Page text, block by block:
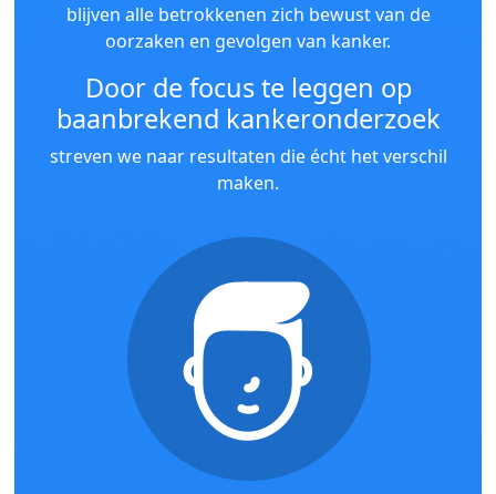
blijven alle betrokkenen zich bewust van de
oorzaken en gevolgen van kanker.
Door de focus te leggen op
baanbrekend kankeronderzoek
streven we naar resultaten die écht het verschil
maken.